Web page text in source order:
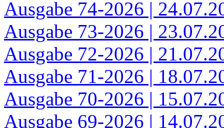
Ausgabe 74-2026 |
Ausgabe 73-2026 |
Ausgabe 72-2026 |
Ausgabe 71-2026 |
Ausgabe 70-2026 |
Ausgabe 69-2026 |